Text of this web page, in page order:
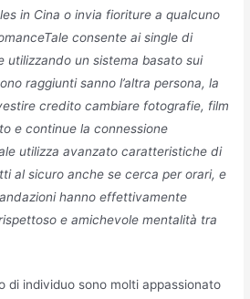
in Cina o invia fioriture a qualcuno
consente ai single di
utilizzando un sistema basato sui
raggiunti sanno l’altra persona, la
credito cambiare fotografie, film
e continue la connessione
utilizza avanzato caratteristiche di
al sicuro anche se cerca per orari, e
hanno effettivamente
e amichevole mentalità tra
di individuo sono molti appassionato